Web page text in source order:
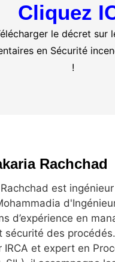
Cliquez
le décret sur
en Sécurité
!
Rachchad
est
d’expérience en
sécurité des
IRCA et expert en